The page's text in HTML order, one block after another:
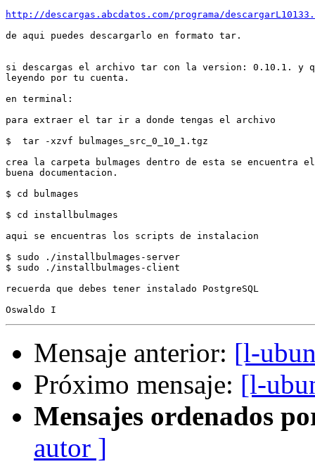
http://descargas.abcdatos.com/programa/
de aqui puedes descargarlo en formato tar.
si descargas el archivo tar con la version: 0.10.1. y
leyendo por tu cuenta.
en terminal:
para extraer el tar ir a donde tengas el archivo
$  tar -xzvf bulmages_src_0_10_1.tgz
crea la carpeta bulmages dentro de esta se encuentra el
buena documentacion.
$ cd bulmages
$ cd installbulmages
aqui se encuentras los scripts de instalacion
$ sudo ./installbulmages-server
$ sudo ./installbulmages-client
recuerda que debes tener instalado PostgreSQL
Mensaje anterior: [l-
Próximo mensaje: [l-
Mensajes ordenados
autor ]